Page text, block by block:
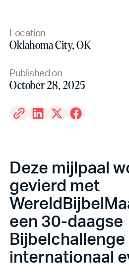
Location
Oklahoma City, OK
Published on
October 28, 2025
Deze mijlpaal
gevierd met
een 30-daagse
Bijbelchallenge
internationaal